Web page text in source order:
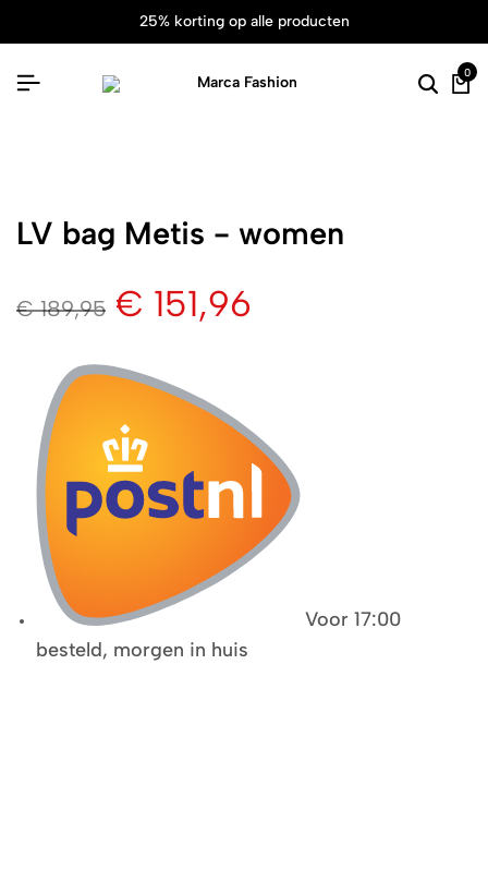
25% korting op alle producten
0
LV bag Metis - women
€189,95 € 151,96
Voor 17:00
besteld, morgen in huis